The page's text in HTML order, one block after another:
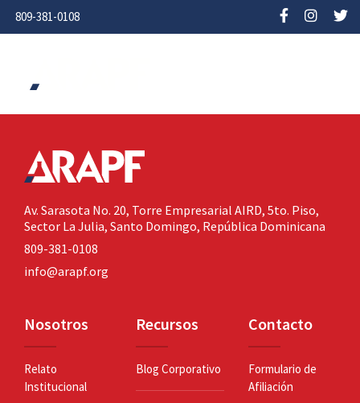
809-381-0108
Av. Sarasota No. 20, Torre Empresarial AIRD, 5to. Piso,
Sector La Julia, Santo Domingo, República Dominicana
809-381-0108
info@arapf.org
Nosotros
Relato
Institucional
Recursos
Blog Corporativo
Contacto
Formulario de
Afiliación